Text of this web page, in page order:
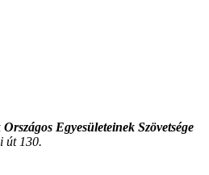
Egyesületeinek Szövetsége
út 130.